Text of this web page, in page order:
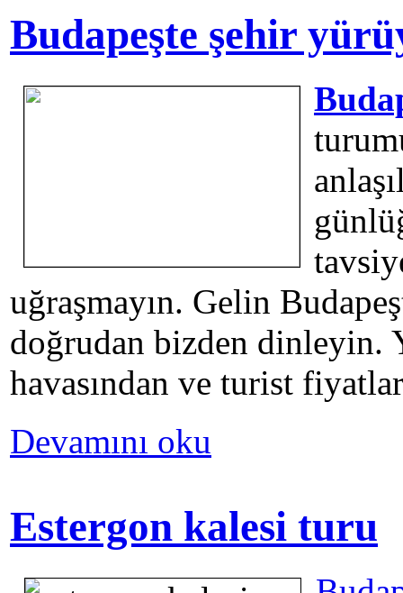
Budapeşte şehir
uğraşmayın. Gelin
doğrudan bizden dinleyin.
havasından ve turist
Devamını oku
Estergon kalesi turu